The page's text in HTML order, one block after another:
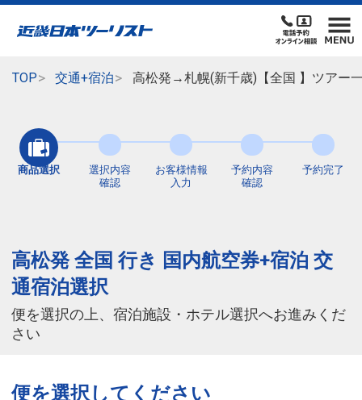
TOP 交通+宿泊 高松発→札幌(新千歳)【全国 】ツアー
商品選択
選択内容
確認
お客様情報
入力
予約内容
確認
予約完了
高松発 全国 行き 国内航空券+宿泊 交
通宿泊選択
便を選択の上、宿泊施設・ホテル選択へお進みくだ
さい
便を選択してください